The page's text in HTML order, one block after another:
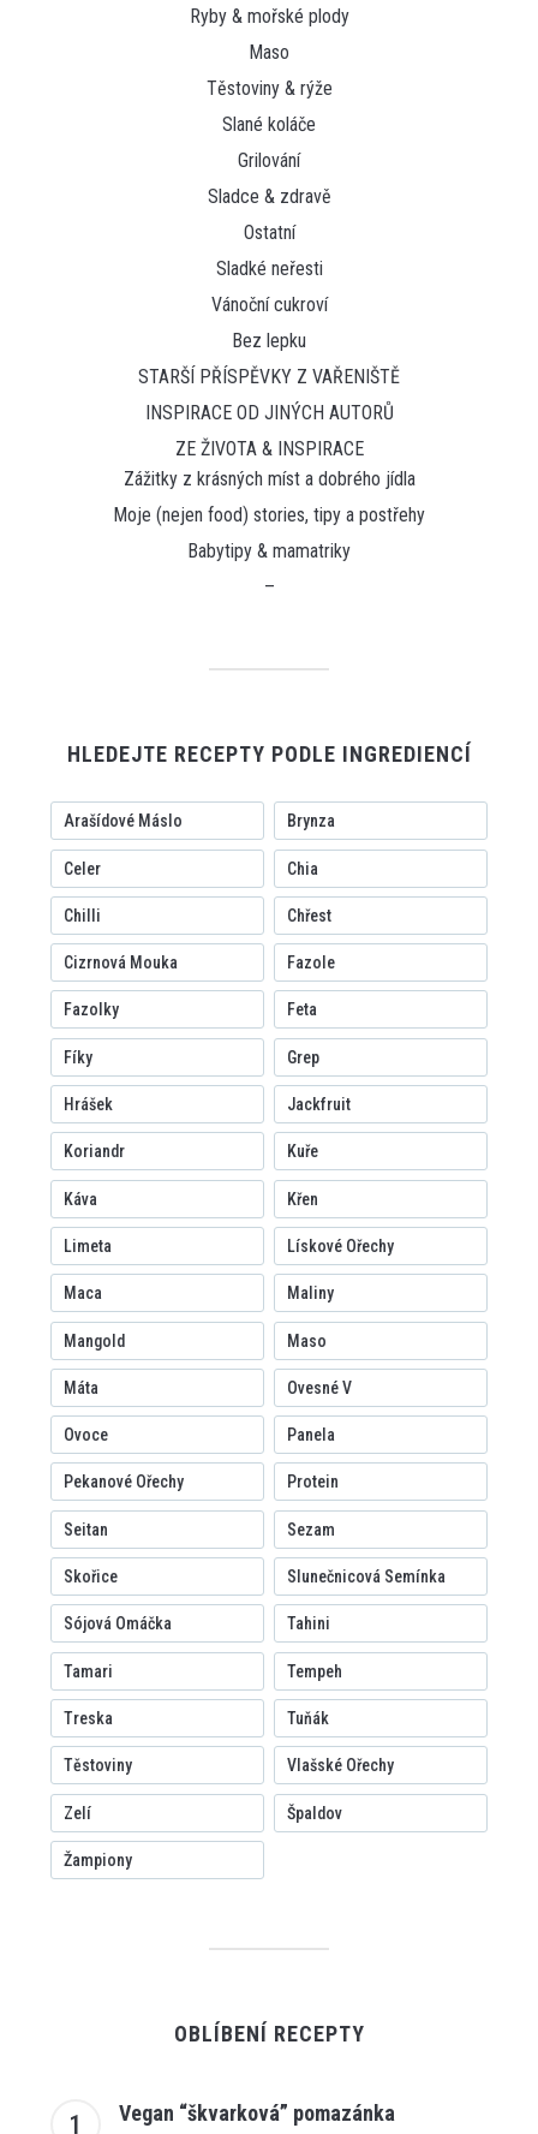
Ryby & mořské plody
Maso
Těstoviny & rýže
Slané koláče
Grilování
Sladce & zdravě
Ostatní
Sladké neřesti
Vánoční cukroví
Bez lepku
STARŠÍ PŘÍSPĚVKY Z VAŘENIŠTĚ
INSPIRACE OD JINÝCH AUTORŮ
ZE ŽIVOTA & INSPIRACE
Zážitky z krásných míst a dobrého jídla
Moje (nejen food) stories, tipy a postřehy
Babytipy & mamatriky
–
HLEDEJTE RECEPTY PODLE INGREDIENCÍ
Arašídové Máslo Brynza
Celer Chia
Chilli Chřest
Cizrnová Mouka Fazole
Fazolky Feta
Fíky Grep
Hrášek Jackfruit
Koriandr Kuře
Káva Křen
Limeta Lískové Ořechy
Maca Maliny
Mangold Maso
Máta Ovesné V
Ovoce Panela
Pekanové Ořechy Protein
Seitan Sezam
Skořice Slunečnicová Semínka
Sójová Omáčka Tahini
Tamari Tempeh
Treska Tuňák
Těstoviny Vlašské Ořechy
Zelí Špaldov
Žampiony
OBLÍBENÍ RECEPTY
Vegan “škvarková” pomazánka